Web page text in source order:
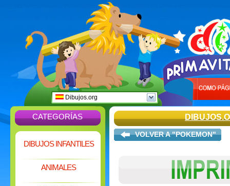
Dibujos.org
CATEGORÍAS
DIBUJOS INFANTILES
ANIMALES
VOLVER A "POKEMON"